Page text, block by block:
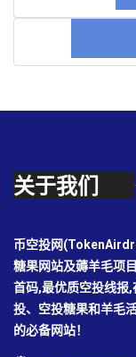
关于我们
币空投网
糖果网站及薅羊毛项
首码,最优质空投线报
投、空投糖果和羊毛
的必备网站！